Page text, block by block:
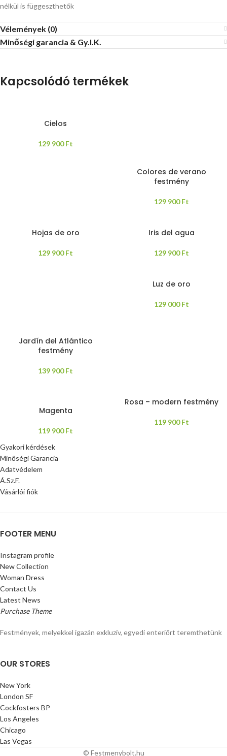
nélkül is függeszthetők
Vélemények (0)
Minőségi garancia & Gy.I.K.
Kapcsolódó termékek
Cielos
129 900Ft
Colores de verano
festmény
129 900Ft
Hojas de oro
129 900Ft
Iris del agua
129 900Ft
Jardín del Atlántico
festmény
139 900Ft
Luz de oro
129 000Ft
Magenta
119 900Ft
Rosa – modern festmény
119 900Ft
Gyakori kérdések
Minőségi Garancia
Adatvédelem
Á.Sz.F.
Vásárlói fiók
FOOTER MENU
Instagram profile
New Collection
Woman Dress
Contact Us
Latest News
Purchase Theme
Festmények, melyekkel igazán exkluzív, egyedi enteriőrt teremthetünk
OUR STORES
New York
London SF
Cockfosters BP
Los Angeles
Chicago
Las Vegas
© Festmenybolt.hu